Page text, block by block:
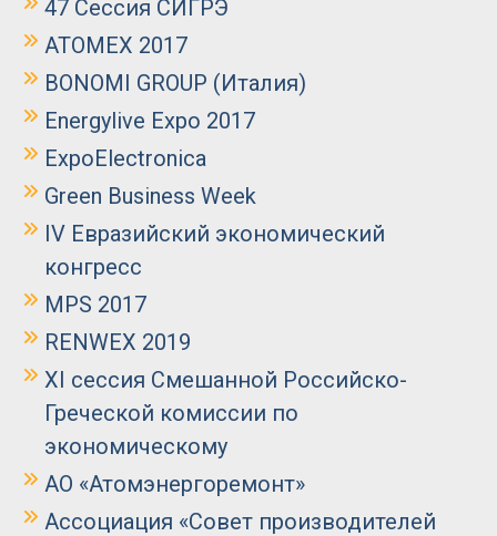
47 Сессия СИГРЭ
ATOMEX 2017
BONOMI GROUP (Италия)
Energylive Expo 2017
ExpoElectronica
Green Business Week
IV Евразийский экономический
конгресс
MPS 2017
RENWEX 2019
XI сессия Смешанной Российско-
Греческой комиссии по
экономическому
АО «Атомэнергоремонт»
Ассоциация «Совет производителей